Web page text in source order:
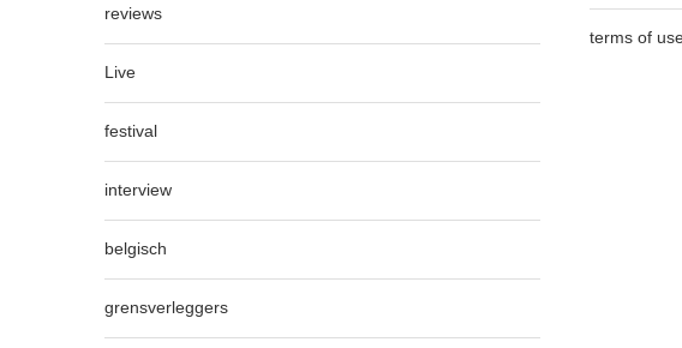
reviews
Live
festival
interview
belgisch
grensverleggers
terms of